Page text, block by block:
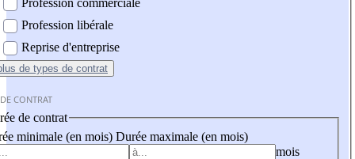
Profession commerciale
Profession libérale
Reprise d'entreprise
de types de contrat
CONTRAT
de contrat
minimale (en mois) Durée maximale (en mois)
mois